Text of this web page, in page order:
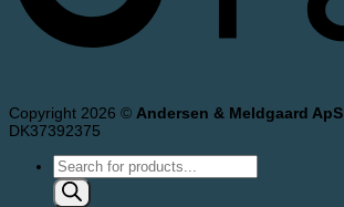
Copyright 2026 © Andersen & Meldgaard ApS
DK37392375
Products
search